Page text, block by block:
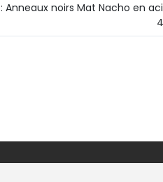
: Anneaux noirs Mat Nacho en